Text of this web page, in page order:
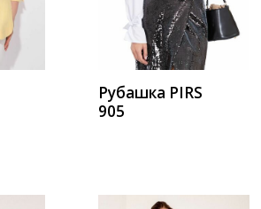
Рубашка PIRS
905